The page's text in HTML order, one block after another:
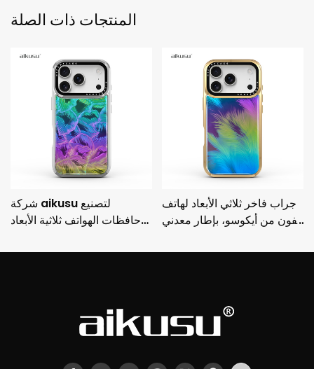
المنتجات ذات الصلة
شركة aikusu لتصنيع
حافظات الهواتف ثلاثية الأبعاد
بالكهرباء مضادة للصدمات من
جراب فاخر ثلاثي الأبعاد لهاتف
آيفون من أيكوسو، بإطار معدني
السقوط من 3M